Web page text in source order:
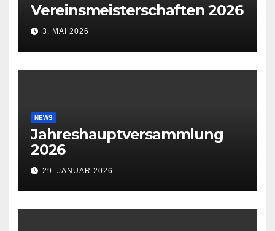
Vereinsmeisterschaften 2026
3. MAI 2026
NEWS
Jahreshauptversammlung
2026
29. JANUAR 2026